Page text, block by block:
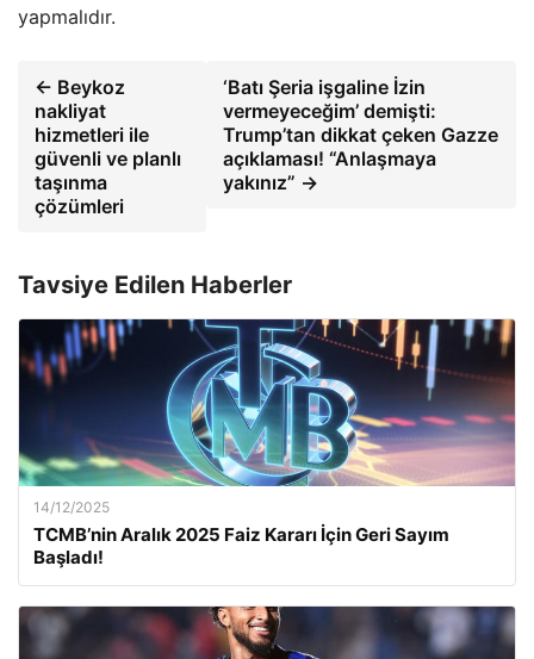
yapmalıdır.
← Beykoz
nakliyat
hizmetleri ile
güvenli ve planlı
taşınma
çözümleri
‘Batı Şeria işgaline İzin
vermeyeceğim’ demişti:
Trump’tan dikkat çeken Gazze
açıklaması! “Anlaşmaya
yakınız” →
Tavsiye Edilen Haberler
14/12/2025
TCMB’nin Aralık 2025 Faiz Kararı İçin Geri Sayım
Başladı!